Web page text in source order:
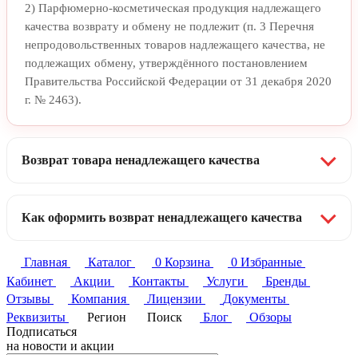
2) Парфюмерно-косметическая продукция надлежащего
качества возврату и обмену не подлежит (п. 3 Перечня
непродовольственных товаров надлежащего качества, не
подлежащих обмену, утверждённого постановлением
Правительства Российской Федерации от 31 декабря 2020
г. № 2463).
Возврат товара ненадлежащего качества
Как оформить возврат ненадлежащего качества
Главная Каталог 0 Корзина 0 Избранные
Кабинет
Акции Контакты Услуги
Бренды
Отзывы
Компания Лицензии
Документы
Реквизиты
Регион Поиск Блог
Обзоры
Подписаться
на новости и акции